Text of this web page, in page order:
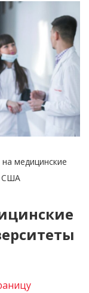
медицинские
США